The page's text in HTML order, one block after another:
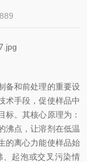
备和前处理的重要设
术手段，促使样品中
标。其核心原理为：
沸点，让溶剂在低温
的离心力能使样品始
起泡或交叉污染情